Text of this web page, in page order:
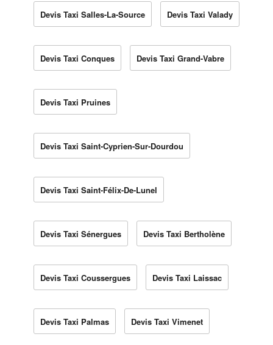
Devis Taxi Salles-La-Source Devis Taxi Valady
Devis Taxi Conques Devis Taxi Grand-Vabre
Devis Taxi Pruines
Devis Taxi Saint-Cyprien-Sur-Dourdou
Devis Taxi Saint-Félix-De-Lunel
Devis Taxi Sénergues Devis Taxi Bertholène
Devis Taxi Coussergues Devis Taxi Laissac
Devis Taxi Palmas Devis Taxi Vimenet